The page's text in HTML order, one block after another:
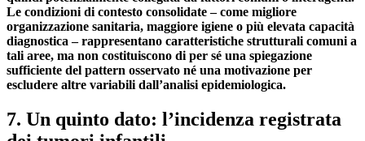
Le condizioni di contesto consolidate – come migliore
organizzazione sanitaria, maggiore igiene o più elevata capacità
diagnostica – rappresentano caratteristiche strutturali comuni a
tali aree, ma non costituiscono di per sé una spiegazione
sufficiente del pattern osservato né una motivazione per
escludere altre variabili dall’analisi epidemiologica.
7. Un quinto dato: l’incidenza registrata